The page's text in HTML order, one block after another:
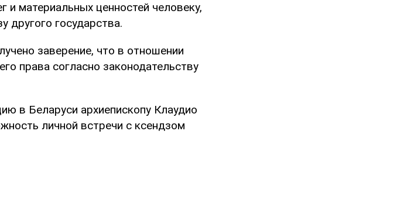
и материальных ценностей человеку,
другого государства.
заверение, что в отношении
права согласно законодательству
в Беларуси архиепископу Клаудио
личной встречи с ксендзом